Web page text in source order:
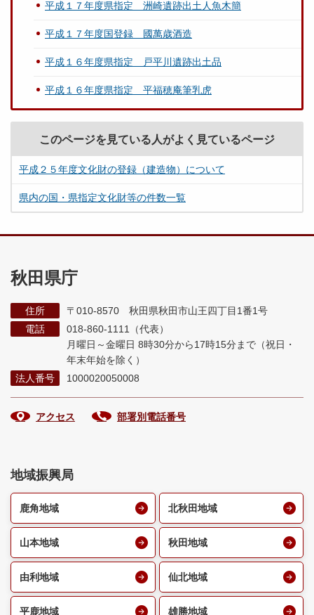
平成１７年度県指定 洲崎遺跡出土人魚木簡
平成１７年度国登録 國萬歳酒造
平成１６年度県指定 戸平川遺跡出土品
平成１６年度県指定 平福穂庵筆乳虎
このページを見ている人がよく見ているページ
平成２５年度文化財の登録（建造物）について
県内の国・県指定文化財等の件数一覧
秋田県庁
住所
〒010-8570 秋田県秋田市山王四丁目1番1号
電話
018-860-1111（代表）
月曜日～金曜日 8時30分から17時15分まで （祝日・
年末年始を除く）
法人番号
1000020050008
アクセス 部署別電話番号
地域振興局
鹿角地域 北秋田地域
山本地域 秋田地域
由利地域 仙北地域
平鹿地域 雄勝地域